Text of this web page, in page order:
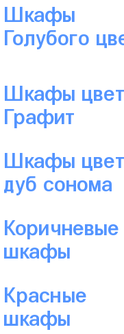
Шкафы
Голубого
Шкафы
Графит
Шкафы
дуб сонома
Коричневые
шкафы
Красные
шкафы